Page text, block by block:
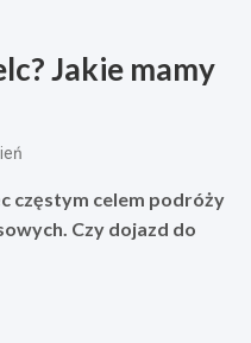
Jakie mamy
częstym celem podróży
Czy dojazd do